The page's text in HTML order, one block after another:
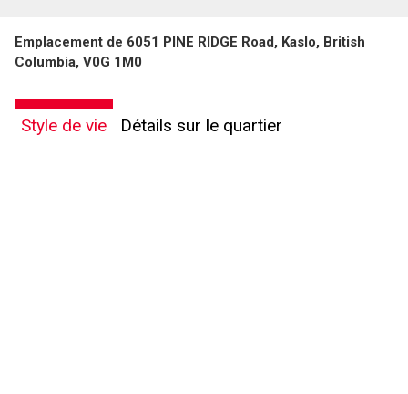
Emplacement de 6051 PINE RIDGE Road, Kaslo, British
Columbia, V0G 1M0
Style de vie Détails sur le quartier